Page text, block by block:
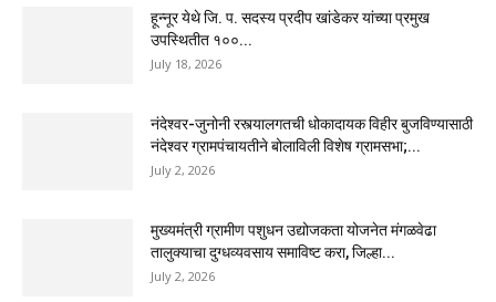
हून्नूर येथे जि. प. सदस्य प्रदीप खांडेकर यांच्या प्रमुख
उपस्थितीत १००...
July 18, 2026
नंदेश्वर-जुनोनी रस्त्यालगतची धोकादायक विहीर बुजविण्यासाठी
नंदेश्वर ग्रामपंचायतीने बोलाविली विशेष ग्रामसभा;...
July 2, 2026
मुख्यमंत्री ग्रामीण पशुधन उद्योजकता योजनेत मंगळवेढा
तालुक्याचा दुग्धव्यवसाय समाविष्ट करा, जिल्हा...
July 2, 2026